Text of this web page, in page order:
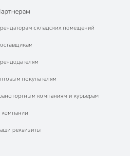
складских помещений
покупателям
компаниям и курьерам
реквизиты